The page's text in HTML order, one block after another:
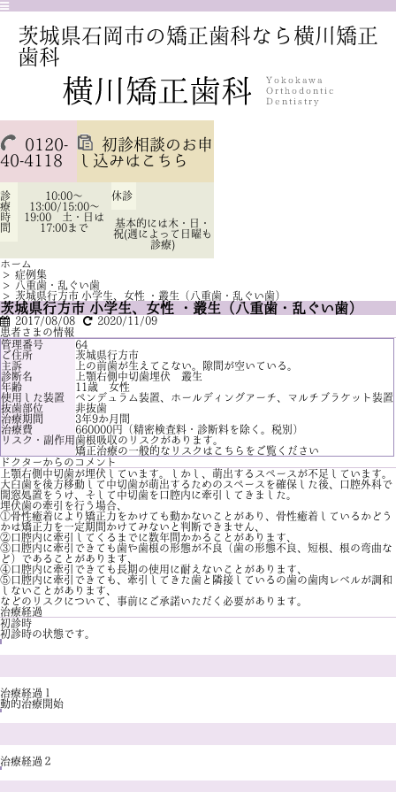
茨城県石岡市の矯正歯科なら横川矯正
歯科
0120-
40-4118
初診相談のお申
し込みはこちら
診
療
時
間
10:00～
13:00/15:00～
19:00 土・日は
17:00まで
休診
基本的には木・日・
祝(週によって日曜も
診療)
ホーム
> 症例集
>
八重歯・乱ぐい歯
> 茨城県行方市 小学生、女性 ・叢生（八重歯・乱ぐい歯）
茨城県行方市 小学生、女性 ・叢生（八重歯・乱ぐい歯）
2017/08/08
2020/11/09
患者さまの情報
管理番号
64
ご住所
茨城県行方市
主訴
上の前歯が生えてこない。隙間が空いている。
診断名
上顎右側中切歯埋伏 叢生
年齢
11歳 女性
使用した装置
ペンデュラム装置、ホールディングアーチ、マルチブラケット装置
抜歯部位
非抜歯
治療期間
3年9か月間
治療費
660000円（精密検査料・診断料を除く。税別）
リスク・副作用歯根吸収のリスクがあります。
矯正治療の一般的なリスクは こちら をご覧ください
ドクターからのコメント
上顎右側中切歯が埋伏しています。しかし、萌出するスペースが不足しています。
大臼歯を後方移動して中切歯が萌出するためのスペースを確保した後、口腔外科で
開窓処置をうけ、そして中切歯を口腔内に牽引してきました。
埋伏歯の牽引を行う場合、
①骨性癒着により矯正力をかけても動かないことがあり、骨性癒着しているかどう
かは矯正力を一定期間かけてみないと判断できません、
②口腔内に牽引してくるまでに数年間かかることがあります、
③口腔内に牽引できても歯や歯根の形態が不良（歯の形態不良、短根、根の弯曲な
ど）であることがあります、
④口腔内に牽引できても長期の使用に耐えないことがあります、
⑤口腔内に牽引できても、牽引してきた歯と隣接しているの歯の歯肉レベルが調和
しないことがあります、
などのリスクについて、事前にご承諾いただく必要があります。
治療経過
初診時
初診時の状態です。
治療経過１
動的治療開始
治療経過２